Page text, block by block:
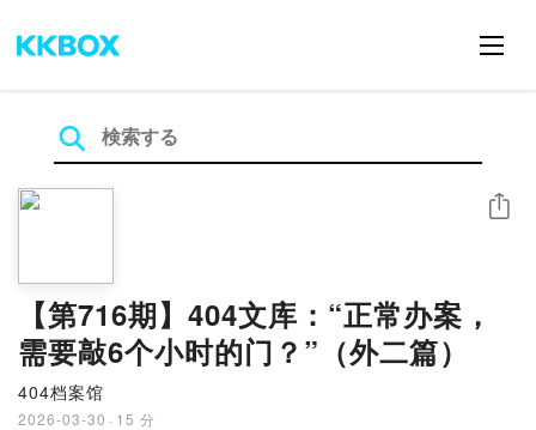
【第716期】404文库：“正常办案，
需要敲6个小时的门？”（外二篇）
404档案馆
2026-03-30 · 15 分
シェア